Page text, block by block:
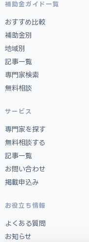
補助金ガイド一覧
おすすめ比較
補助金別
地域別
記事一覧
専門家検索
無料相談
サービス
専門家を探す
無料相談する
記事一覧
お問い合わせ
掲載申込み
お役立ち情報
よくある質問
お知らせ